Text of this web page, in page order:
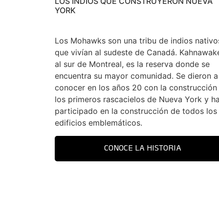
YORK
Los Mohawks son una tribu de indios
que vivían al sudeste de Canadá.
al sur de Montreal, es la reserva donde se
encuentra su mayor comunidad. Se dieron a
conocer en los años 20 con la construcción
los primeros rascacielos de Nueva York y
participado en la construcción de todos los
edificios emblemáticos.
CONOCE LA HISTORIA